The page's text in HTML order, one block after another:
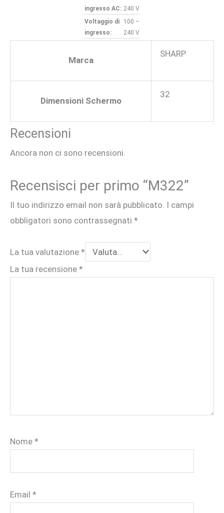
ingresso AC: 240 V
Voltaggio di
ingresso:
100 –
240 V
Marca
SHARP
Dimensioni Schermo
32
Recensioni
Ancora non ci sono recensioni.
Recensisci per primo “M322”
Il tuo indirizzo email non sarà pubblicato. I campi
obbligatori sono contrassegnati *
La tua valutazione *
La tua recensione *
Nome *
Email *